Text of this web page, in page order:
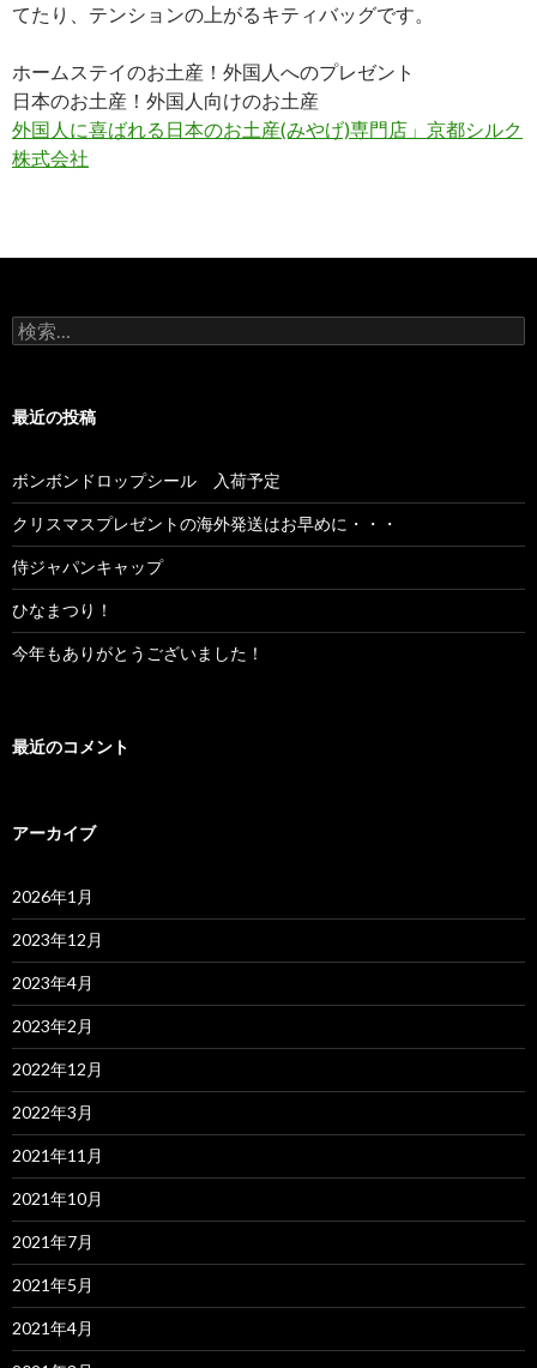
てたり、テンションの上がるキティバッグです。
ホームステイのお土産！外国人へのプレゼント
日本のお土産！外国人向けのお土産
外国人に喜ばれる日本のお土産(みやげ)専門店」京都シルク
株式会社
検索:
最近の投稿
ボンボンドロップシール 入荷予定
クリスマスプレゼントの海外発送はお早めに・・・
侍ジャパンキャップ
ひなまつり！
今年もありがとうございました！
最近のコメント
アーカイブ
2026年1月
2023年12月
2023年4月
2023年2月
2022年12月
2022年3月
2021年11月
2021年10月
2021年7月
2021年5月
2021年4月